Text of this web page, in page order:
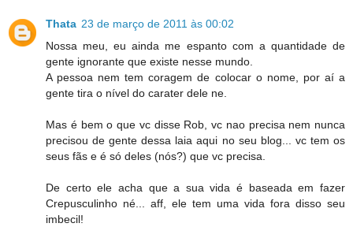
Thata 23 de março de 2011 às 00:02
Nossa meu, eu ainda me espanto com a quantidade de
gente ignorante que existe nesse mundo.
A pessoa nem tem coragem de colocar o nome, por aí a
gente tira o nível do carater dele ne.
Mas é bem o que vc disse Rob, vc nao precisa nem nunca
precisou de gente dessa laia aqui no seu blog... vc tem os
seus fãs e é só deles (nós?) que vc precisa.
De certo ele acha que a sua vida é baseada em fazer
Crepusculinho né... aff, ele tem uma vida fora disso seu
imbecil!